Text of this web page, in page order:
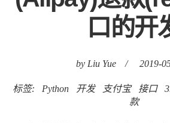
口的开
by Liu Yue / 2019-
标签: Python 开发 支付宝 接口
款